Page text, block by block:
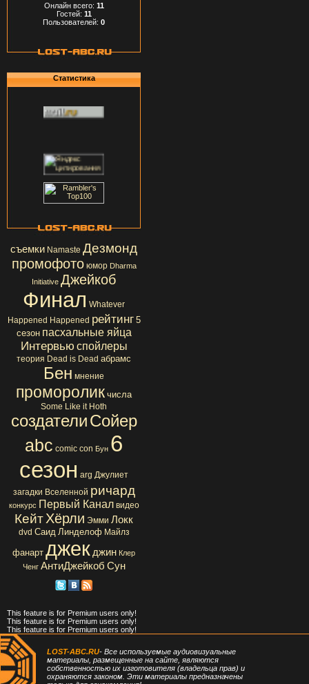
Онлайн всего: 11
Гостей: 11
Пользователей: 0
Статистика
съемки Namaste Дезмонд
промофото юмор Dharma
Initiative Джейкоб
Финал Whatever
Happened Happened рейтинг 5
сезон пасхальные яйца
Интервью спойлеры
теория Dead is Dead абрамс
Бен мнение
проморолик числа
Some Like it Hoth
создателиСойер
abc comic con Бун 6
сезон arg Джулиет
загадки Вселенной ричард
конкурс Первый Канал видео
КейтХёрли Эмми Локк
dvd Саид Линделоф Майлз
фанарт джек джин Клер
Ченг АнтиДжейкоб Сун
This feature is for Premium users only!
This feature is for Premium users only!
This feature is for Premium users only!
LOST-ABC.RU- Все используемые аудиовизуальные
материалы, размещенные на сайте, являются
собственностью их изготовителя (владельца прав) и
охраняются законом. Эти материалы предназначены